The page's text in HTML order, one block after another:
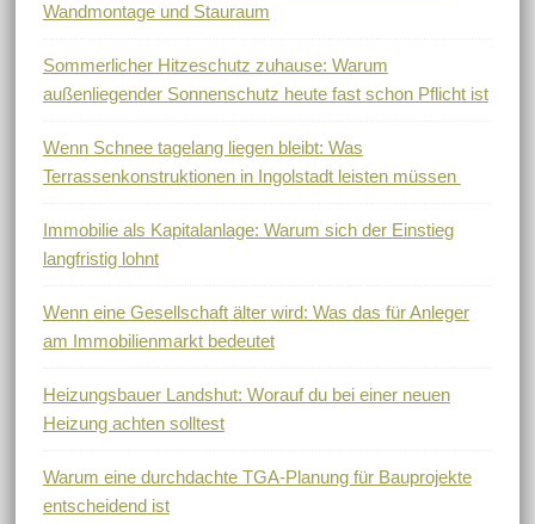
Wandmontage und Stauraum
Sommerlicher Hitzeschutz zuhause: Warum
außenliegender Sonnenschutz heute fast schon Pflicht ist
Wenn Schnee tagelang liegen bleibt: Was
Terrassenkonstruktionen in Ingolstadt leisten müssen
Immobilie als Kapitalanlage: Warum sich der Einstieg
langfristig lohnt
Wenn eine Gesellschaft älter wird: Was das für Anleger
am Immobilienmarkt bedeutet
Heizungsbauer Landshut: Worauf du bei einer neuen
Heizung achten solltest
Warum eine durchdachte TGA-Planung für Bauprojekte
entscheidend ist